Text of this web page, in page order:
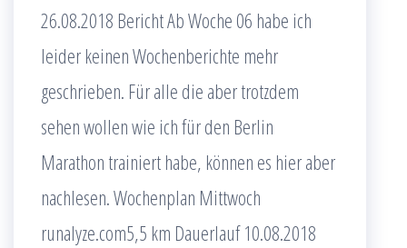
26.08.2018 Bericht Ab Woche 06 habe ich
leider keinen Wochenberichte mehr
geschrieben. Für alle die aber trotzdem
sehen wollen wie ich für den Berlin
Marathon trainiert habe, können es hier aber
nachlesen. Wochenplan Mittwoch
runalyze.com5,5 km Dauerlauf 10.08.2018